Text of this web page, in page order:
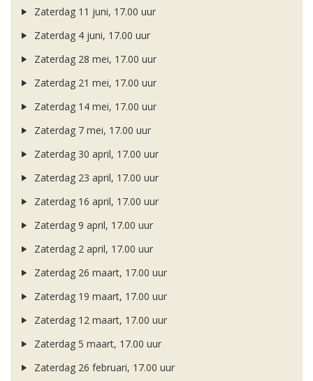
Zaterdag 11 juni, 17.00 uur
Zaterdag 4 juni, 17.00 uur
Zaterdag 28 mei, 17.00 uur
Zaterdag 21 mei, 17.00 uur
Zaterdag 14 mei, 17.00 uur
Zaterdag 7 mei, 17.00 uur
Zaterdag 30 april, 17.00 uur
Zaterdag 23 april, 17.00 uur
Zaterdag 16 april, 17.00 uur
Zaterdag 9 april, 17.00 uur
Zaterdag 2 april, 17.00 uur
Zaterdag 26 maart, 17.00 uur
Zaterdag 19 maart, 17.00 uur
Zaterdag 12 maart, 17.00 uur
Zaterdag 5 maart, 17.00 uur
Zaterdag 26 februari, 17.00 uur